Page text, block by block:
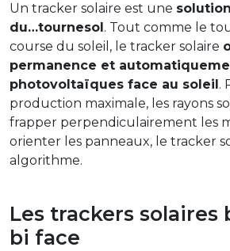
Un tracker solaire est une
du…tournesol . Tout comme le
course du soleil, le tracker solaire
permanence et
photovoltaïques face au soleil .
production maximale, les rayons
frapper perpendiculairement les
orienter les panneaux, le tracker
algorithme.
Les trackers solaires
bi face